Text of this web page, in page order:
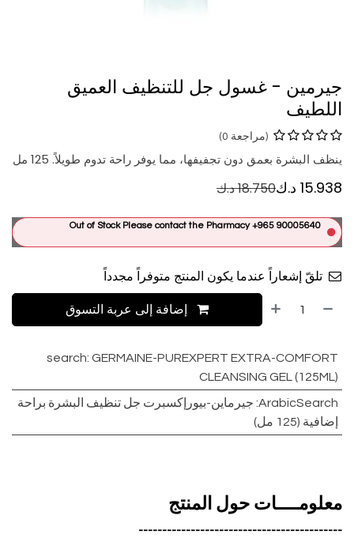
جيرمين - غسول جل للتنظيف العميق
اللطيف
(مراجعة 0)
ينظف البشرة بعمق دون تجفيفها، مما يوفر راحة تدوم طويلاً. 125 مل
15.938 د.ك18.750د.ك
Out of Stock Please contact the Pharmacy +965 90005640
تلقّ إشعاراً عندما يكون المنتج متوفراً مجدداً
إضافة إلى عربة التسوق
search:GERMAINE-PUREXPERT EXTRA-COMFORT
CLEANSING GEL (125ML)
ArabicSearch
: جيرماين-بيورإكسبرت جل تنظيف البشرة براحة
إضافية (125 مل)
معلومــــات حول المنتج
-------------------------------------------